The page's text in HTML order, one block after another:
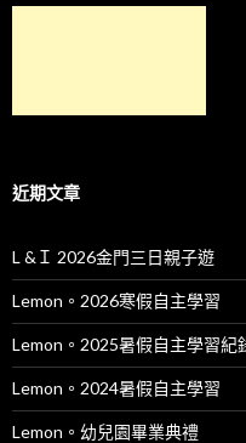
近期文章
L &Ｉ 2026金門三日親子遊
Lemon。2026寒假自主學習
Lemon。2025暑假自主學習紀
Lemon。2024暑假自主學習
Lemon。幼兒園畢業典禮